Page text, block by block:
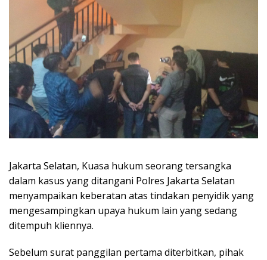
Jakarta Selatan, Kuasa hukum seorang tersangka
dalam kasus yang ditangani Polres Jakarta Selatan
menyampaikan keberatan atas tindakan penyidik yang
mengesampingkan upaya hukum lain yang sedang
ditempuh kliennya.
Sebelum surat panggilan pertama diterbitkan, pihak